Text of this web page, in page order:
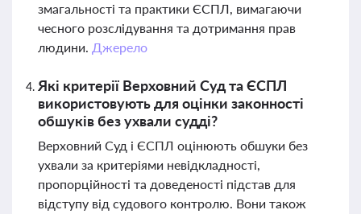
змагальності та практики ЄСПЛ, вимагаючи
чесного розслідування та дотримання прав
людини. Джерело
Які критерії Верховний Суд та ЄСПЛ
використовують для оцінки законності
обшуків без ухвали судді?
Верховний Суд і ЄСПЛ оцінюють обшуки без
ухвали за критеріями невідкладності,
пропорційності та доведеності підстав для
відступу від судового контролю. Вони також